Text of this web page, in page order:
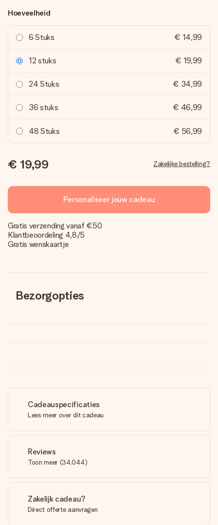
Hoeveelheid
6 Stuks € 14,99
12 stuks € 19,99
24 Stuks € 34,99
36 stuks € 46,99
48 Stuks € 56,99
€ 19,99 Zakelijke bestelling?
Personaliseer jouw cadeau
Gratis verzending vanaf €50
Klantbeoordeling 4,8/5
Gratis wenskaartje
Bezorgopties
Cadeauspecificaties
Lees meer over dit cadeau
Reviews
Toon meer (34,044)
Zakelijk cadeau?
Direct offerte aanvragen